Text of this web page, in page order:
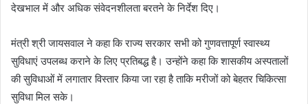
देखभाल में और अधिक संवेदनशीलता बरतने के निर्देश दिए।
मंत्री श्री जायसवाल ने कहा कि राज्य सरकार सभी को गुणवत्तापूर्ण स्वास्थ्य
सुविधाएं उपलब्ध कराने के लिए प्रतिबद्ध है। उन्होंने कहा कि शासकीय अस्पतालों
की सुविधाओं में लगातार विस्तार किया जा रहा है ताकि मरीजों को बेहतर चिकित्सा
सुविधा मिल सके।